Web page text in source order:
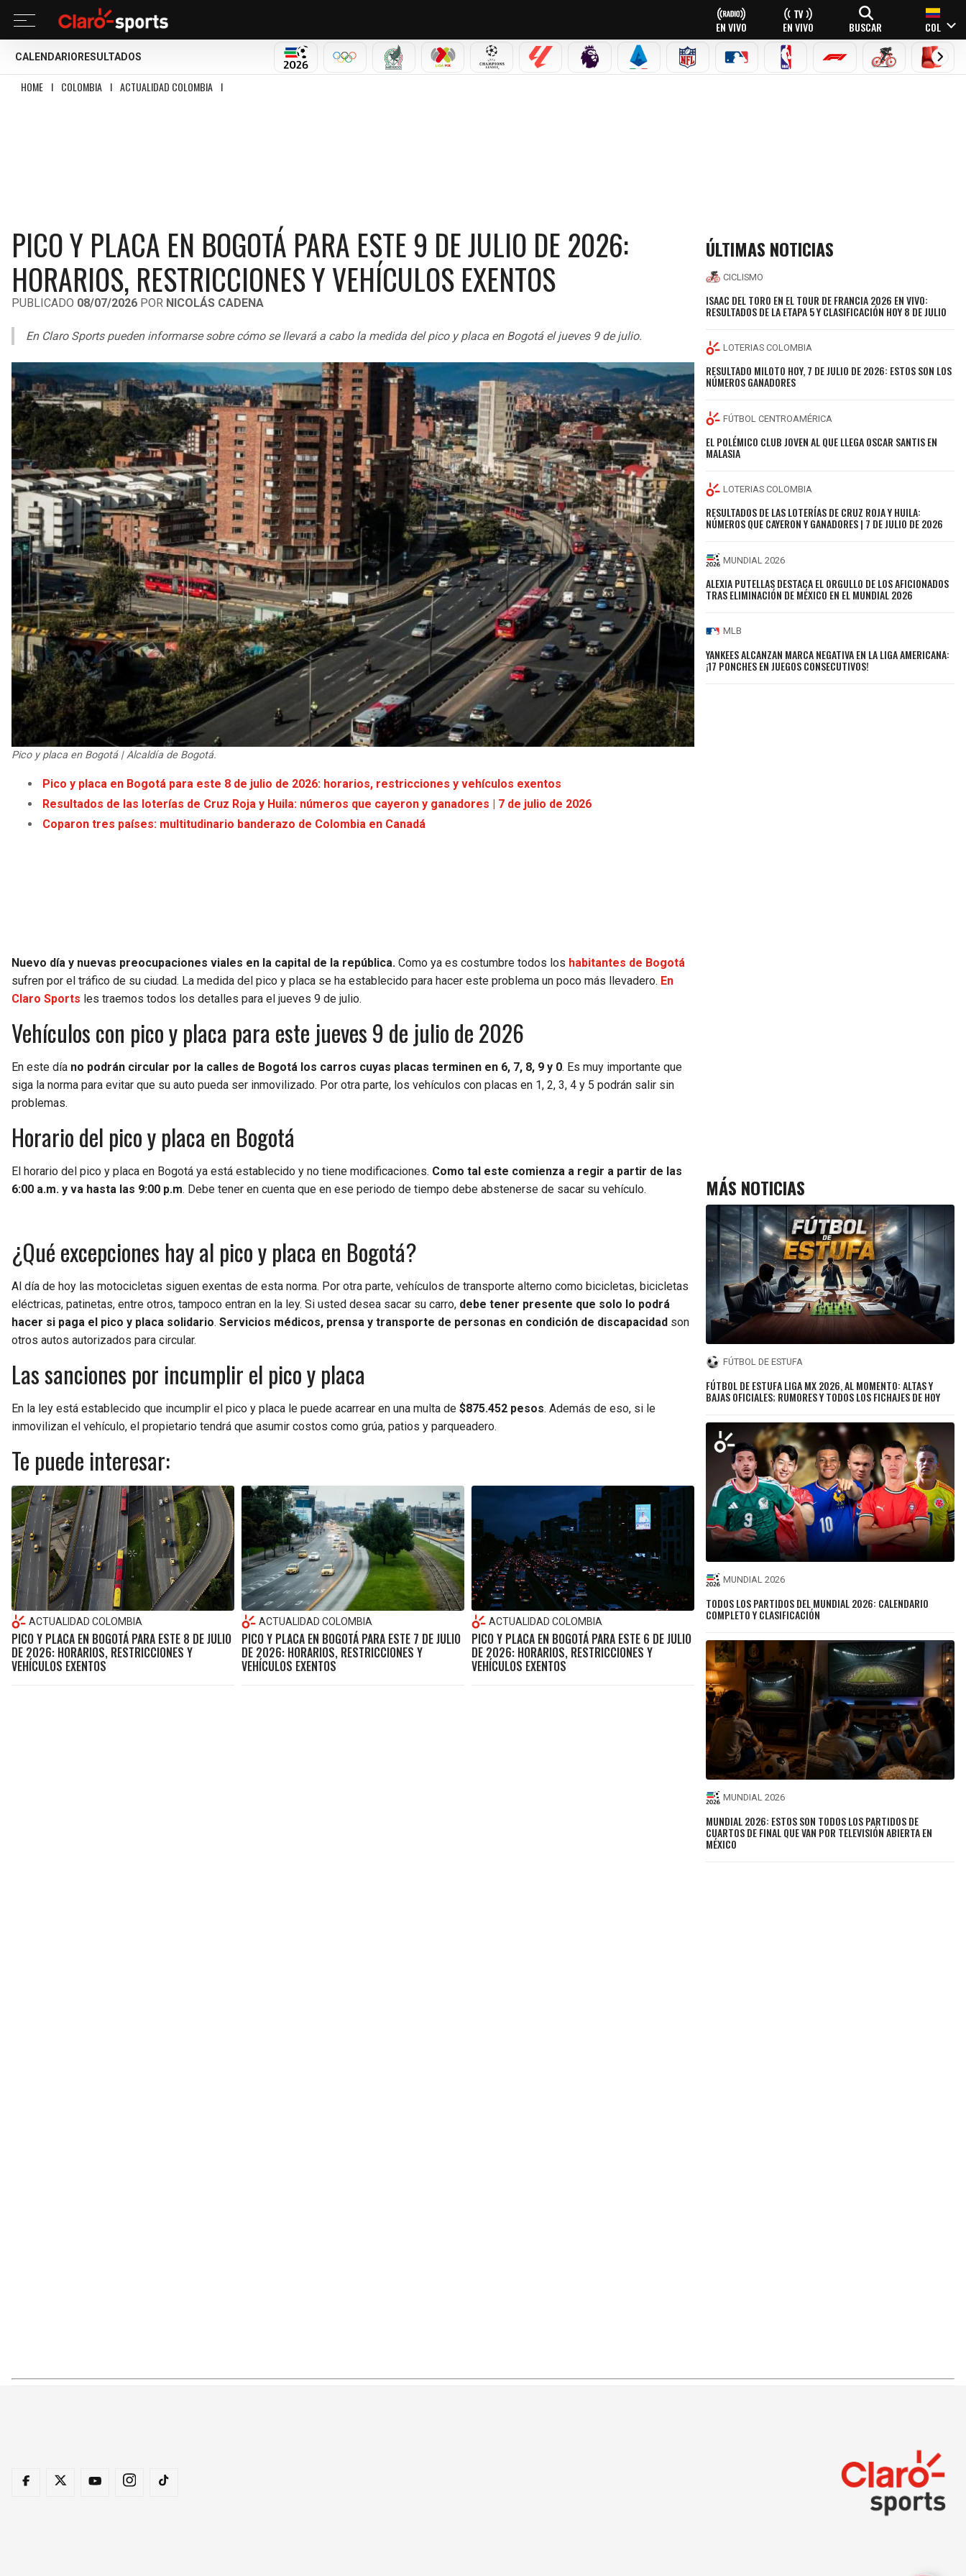
EN VIVO EN VIVO BUSCAR COL
CALENDARIO RESULTADOS
MUNDIAL 2026OLÍMPICOSSELECCIÓN MEXICANA
LIGA MX CHAMPIONS LEAGUE
LALIGA PREMIER LEAGUE
SERIE A NFL MLB NBA FÓRMULA 1CICLISMOBOXEO
HOME I COLOMBIA I ACTUALIDAD COLOMBIA I
PICO Y PLACA EN BOGOTÁ PARA ESTE 9 DE JULIO DE 2026:
HORARIOS, RESTRICCIONES Y VEHÍCULOS EXENTOS
PUBLICADO 08/07/2026 POR NICOLÁS CADENA
En Claro Sports pueden informarse sobre cómo se llevará a cabo la medida del pico y placa en Bogotá el jueves 9 de julio.
Pico y placa en Bogotá | Alcaldía de Bogotá.
Pico y placa en Bogotá para este 8 de julio de 2026: horarios, restricciones y vehículos exentos
Resultados de las loterías de Cruz Roja y Huila: números que cayeron y ganadores | 7 de julio de 2026
Coparon tres países: multitudinario banderazo de Colombia en Canadá
Nuevo día y nuevas preocupaciones viales en la capital de la república. Como ya es costumbre todos los habitantes de Bogotá
sufren por el tráfico de su ciudad. La medida del pico y placa se ha establecido para hacer este problema un poco más llevadero. En
Claro Sports les traemos todos los detalles para el jueves 9 de julio.
Vehículos con pico y placa para este jueves 9 de julio de 2026
En este día no podrán circular por la calles de Bogotá los carros cuyas placas terminen en 6, 7, 8, 9 y 0. Es muy importante que
siga la norma para evitar que su auto pueda ser inmovilizado. Por otra parte, los vehículos con placas en 1, 2, 3, 4 y 5 podrán salir sin
problemas.
Horario del pico y placa en Bogotá
El horario del pico y placa en Bogotá ya está establecido y no tiene modificaciones. Como tal este comienza a regir a partir de las
6:00 a.m. y va hasta las 9:00 p.m. Debe tener en cuenta que en ese periodo de tiempo debe abstenerse de sacar su vehículo.
¿Qué excepciones hay al pico y placa en Bogotá?
Al día de hoy las motocicletas siguen exentas de esta norma. Por otra parte, vehículos de transporte alterno como bicicletas, bicicletas
eléctricas, patinetas, entre otros, tampoco entran en la ley. Si usted desea sacar su carro, debe tener presente que solo lo podrá
hacer si paga el pico y placa solidario. Servicios médicos, prensa y transporte de personas en condición de discapacidad son
otros autos autorizados para circular.
Las sanciones por incumplir el pico y placa
En la ley está establecido que incumplir el pico y placa le puede acarrear en una multa de $875.452 pesos. Además de eso, si le
inmovilizan el vehículo, el propietario tendrá que asumir costos como grúa, patios y parqueadero.
Te puede interesar:
ACTUALIDAD COLOMBIA
PICO Y PLACA EN BOGOTÁ PARA ESTE 8 DE JULIO
DE 2026: HORARIOS, RESTRICCIONES Y
VEHÍCULOS EXENTOS
ACTUALIDAD COLOMBIA
PICO Y PLACA EN BOGOTÁ PARA ESTE 7 DE JULIO
DE 2026: HORARIOS, RESTRICCIONES Y
VEHÍCULOS EXENTOS
ACTUALIDAD COLOMBIA
PICO Y PLACA EN BOGOTÁ PARA ESTE 6 DE JULIO
DE 2026: HORARIOS, RESTRICCIONES Y
VEHÍCULOS EXENTOS
ÚLTIMAS NOTICIAS
CICLISMO
ISAAC DEL TORO EN EL TOUR DE FRANCIA 2026 EN VIVO:
RESULTADOS DE LA ETAPA 5 Y CLASIFICACIÓN HOY 8 DE JULIO
LOTERIAS COLOMBIA
RESULTADO MILOTO HOY, 7 DE JULIO DE 2026: ESTOS SON LOS
NÚMEROS GANADORES
FÚTBOL CENTROAMÉRICA
EL POLÉMICO CLUB JOVEN AL QUE LLEGA OSCAR SANTIS EN
MALASIA
LOTERIAS COLOMBIA
RESULTADOS DE LAS LOTERÍAS DE CRUZ ROJA Y HUILA:
NÚMEROS QUE CAYERON Y GANADORES | 7 DE JULIO DE 2026
MUNDIAL 2026
ALEXIA PUTELLAS DESTACA EL ORGULLO DE LOS AFICIONADOS
TRAS ELIMINACIÓN DE MÉXICO EN EL MUNDIAL 2026
MLB
YANKEES ALCANZAN MARCA NEGATIVA EN LA LIGA AMERICANA:
¡17 PONCHES EN JUEGOS CONSECUTIVOS!
MÁS NOTICIAS
FÚTBOL DE ESTUFA
FÚTBOL DE ESTUFA LIGA MX 2026, AL MOMENTO: ALTAS Y
BAJAS OFICIALES; RUMORES Y TODOS LOS FICHAJES DE HOY
MUNDIAL 2026
TODOS LOS PARTIDOS DEL MUNDIAL 2026: CALENDARIO
COMPLETO Y CLASIFICACIÓN
MUNDIAL 2026
MUNDIAL 2026: ESTOS SON TODOS LOS PARTIDOS DE
CUARTOS DE FINAL QUE VAN POR TELEVISIÓN ABIERTA EN
MÉXICO